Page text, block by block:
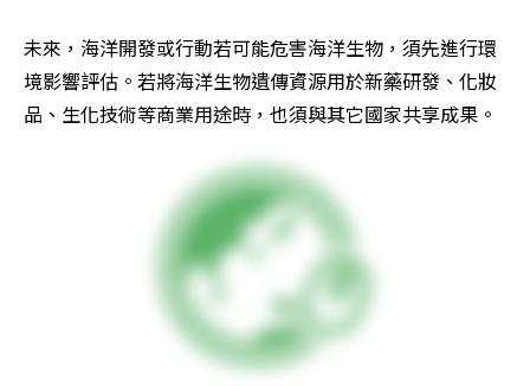
未來，海洋開發或行動若可能危害海洋生物，須先進行環
境影響評估。若將海洋生物遺傳資源用於新藥研發、化妝
品、生化技術等商業用途時，也須與其它國家共享成果。